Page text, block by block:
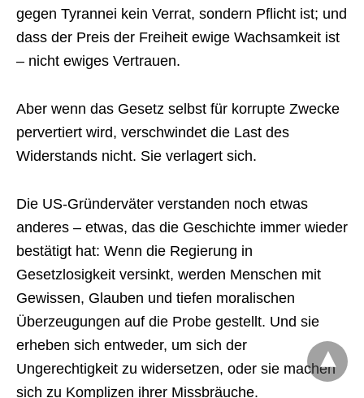
gegen Tyrannei kein Verrat, sondern Pflicht ist; und
dass der Preis der Freiheit ewige Wachsamkeit ist
– nicht ewiges Vertrauen.
Aber wenn das Gesetz selbst für korrupte Zwecke
pervertiert wird, verschwindet die Last des
Widerstands nicht. Sie verlagert sich.
Die US-Gründerväter verstanden noch etwas
anderes – etwas, das die Geschichte immer wieder
bestätigt hat: Wenn die Regierung in
Gesetzlosigkeit versinkt, werden Menschen mit
Gewissen, Glauben und tiefen moralischen
Überzeugungen auf die Probe gestellt. Und sie
erheben sich entweder, um sich der
Ungerechtigkeit zu widersetzen, oder sie machen
sich zu Komplizen ihrer Missbräuche.